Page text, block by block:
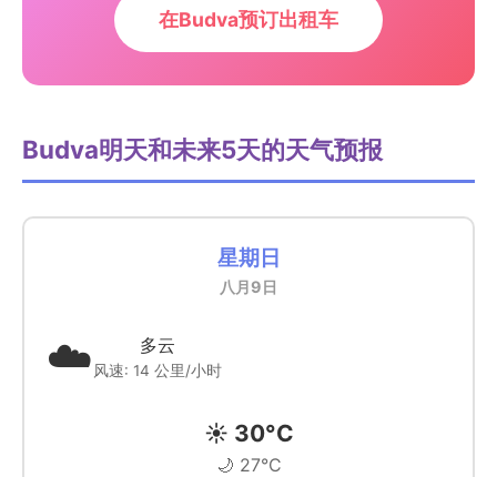
在Budva预订出租车
Budva明天和未来5天的天气预报
星期日
八月9日
☁️ 多云
风速: 14 公里/小时
☀️ 30°C
🌙 27°C